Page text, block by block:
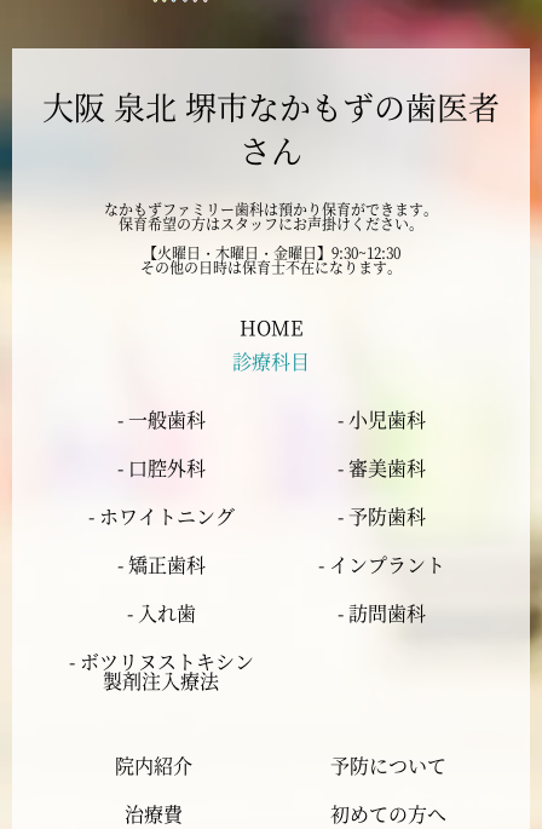
2024年9月
2024年8月
2024年7月
2024年5月
2024年2月
2023年11月
大阪 泉北 堺市なかもずの歯医者
さん
なかもずファミリー歯科は預かり保育ができます。
保育希望の方はスタッフにお声掛けください。
【火曜日・木曜日・金曜日】9:30~12:30
その他の日時は保育士不在になります。
HOME
診療科目
- 一般歯科
- 小児歯科
- 口腔外科
- 審美歯科
- ホワイトニング
- 予防歯科
- 矯正歯科
- インプラント
- 入れ歯
- 訪問歯科
- ボツリヌストキシン
製剤注入療法
院内紹介
予防について
治療費
初めての方へ